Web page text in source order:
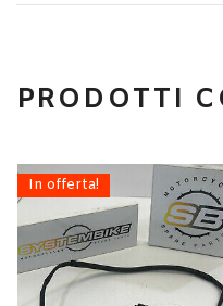
PRODOTTI
In offerta!